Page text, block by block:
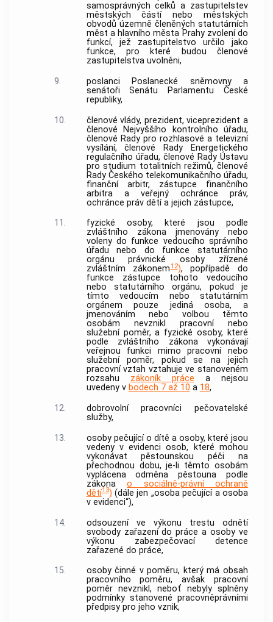
samosprávných celků a zastupitelstev
městských částí nebo městských
obvodů územně členěných statutárních
měst a hlavního města Prahy zvolení do
funkcí, jež zastupitelstvo určilo jako
funkce, pro které budou členové
zastupitelstva uvolněni,
9.
poslanci Poslanecké sněmovny a
senátoři Senátu Parlamentu České
republiky,
10.
členové vlády, prezident, viceprezident a
členové Nejvyššího kontrolního úřadu,
členové Rady pro rozhlasové a televizní
vysílání, členové Rady Energetického
regulačního úřadu, členové Rady Ústavu
pro studium totalitních režimů, členové
Rady Českého telekomunikačního úřadu,
finanční arbitr, zástupce finančního
arbitra a veřejný ochránce práv,
ochránce práv dětí a jejich zástupce,
11.
fyzické osoby, které jsou podle
zvláštního zákona jmenovány nebo
voleny do funkce vedoucího správního
úřadu nebo do funkce statutárního
orgánu právnické osoby zřízené
zvláštním zákonem12), popřípadě do
funkce zástupce tohoto vedoucího
nebo statutárního orgánu, pokud je
tímto vedoucím nebo statutárním
orgánem pouze jediná osoba, a
jmenováním nebo volbou těmto
osobám nevznikl pracovní nebo
služební poměr, a fyzické osoby, které
podle zvláštního zákona vykonávají
veřejnou funkci mimo pracovní nebo
služební poměr, pokud se na jejich
pracovní vztah vztahuje ve stanoveném
rozsahu zákoník práce a nejsou
uvedeny v bodech 7 až 10 a 18,
12.
dobrovolní pracovníci pečovatelské
služby,
13.
osoby pečující o dítě a osoby, které jsou
vedeny v evidenci osob, které mohou
vykonávat pěstounskou péči na
přechodnou dobu, je-li těmto osobám
vyplácena odměna pěstouna podle
zákonao sociálně-právní ochraně
dětí13) (dále jen „osoba pečující a osoba
v evidenci“),
14.
odsouzení ve výkonu trestu odnětí
svobody zařazení do práce a osoby ve
výkonu zabezpečovací detence
zařazené do práce,
15.
osoby činné v poměru, který má obsah
pracovního poměru, avšak pracovní
poměr nevznikl, neboť nebyly splněny
podmínky stanovené pracovněprávními
předpisy pro jeho vznik,